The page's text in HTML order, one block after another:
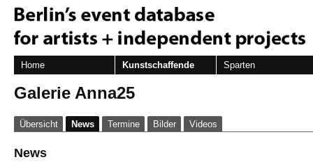
Home Kunstschaffende Sparten
Galerie Anna25
Übersicht News Termine Bilder Videos
News